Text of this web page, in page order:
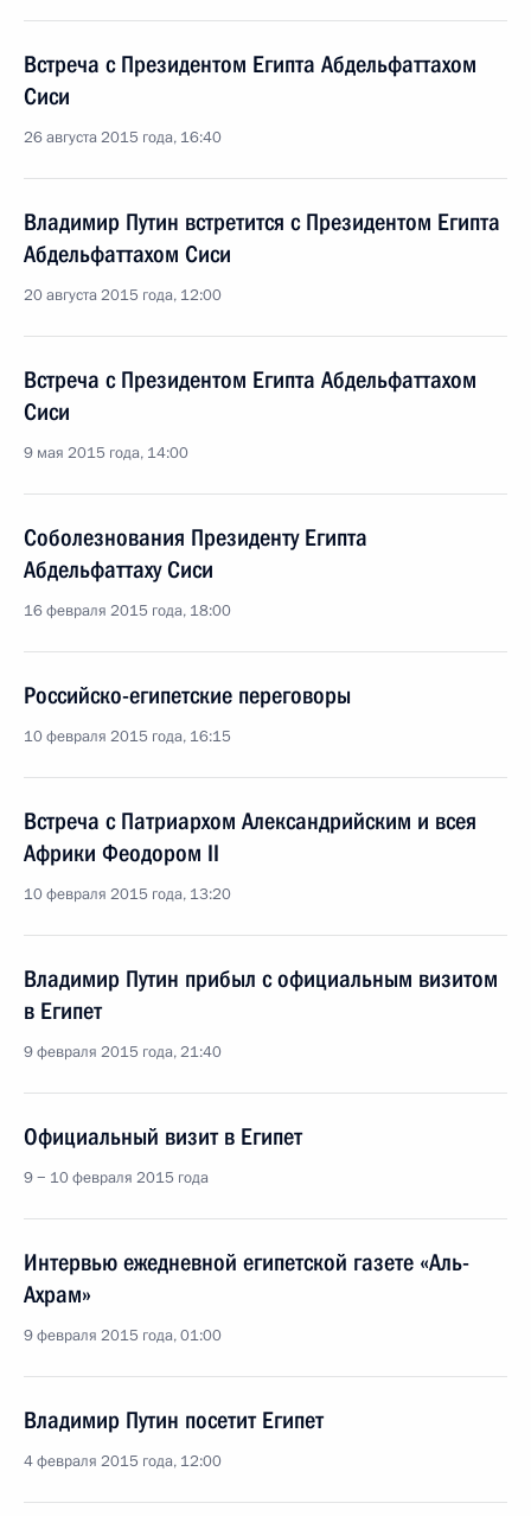
Встреча с Президентом Египта Абдельфаттахом
Сиси
26 августа 2015 года, 16:40
Владимир Путин встретится с Президентом Египта
Абдельфаттахом Сиси
20 августа 2015 года, 12:00
Встреча с Президентом Египта Абдельфаттахом
Сиси
9 мая 2015 года, 14:00
Соболезнования Президенту Египта
Абдельфаттаху Сиси
16 февраля 2015 года, 18:00
Российско-египетские переговоры
10 февраля 2015 года, 16:15
Встреча с Патриархом Александрийским и всея
Африки Феодором II
10 февраля 2015 года, 13:20
Владимир Путин прибыл с официальным визитом
в Египет
9 февраля 2015 года, 21:40
Официальный визит в Египет
9 − 10 февраля 2015 года
Интервью ежедневной египетской газете «Аль-
Ахрам»
9 февраля 2015 года, 01:00
Владимир Путин посетит Египет
4 февраля 2015 года, 12:00